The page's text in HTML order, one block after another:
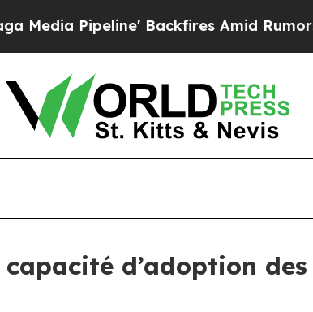
Backfires Amid Rumors Trump
d’adoption